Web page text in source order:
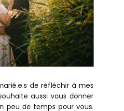
de réfléchir à mes
aussi vous donner
peu de temps pour vous.